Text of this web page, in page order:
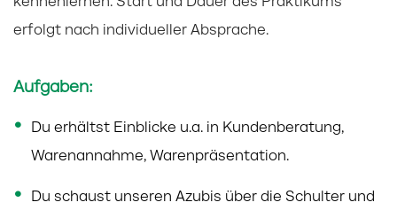
kennenlernen. Start und Dauer des Praktikums
erfolgt nach individueller Absprache.
Aufgaben:
Du erhältst Einblicke u.a. in Kundenberatung,
Warenannahme, Warenpräsentation.
Du schaust unseren Azubis über die Schulter und